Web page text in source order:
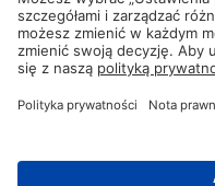
Ogólne warunki i dostawy
Wytyczne i zobowiązania
Media społecznościowe